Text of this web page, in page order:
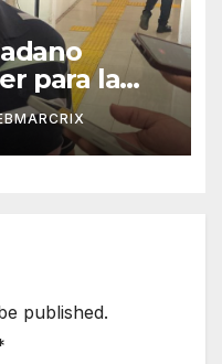
para la
published.